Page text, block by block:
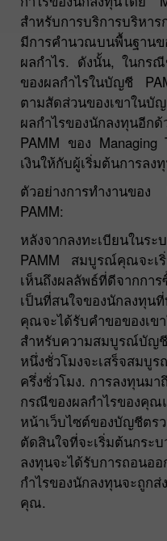
สำหรับการบริการบริหา
มีการคำนวณบนพื้นฐาน
ผลกำไร. ดังนั้น, ในกรณี
ของผลกำไรในบัญชี
ตามสัดส่วนของเขาในบั
ผลกำไรของนักลงทุนอี
PAMM ของ
เงินให้กับผู้เริ่มต้นการลง
ตัวอย่างการทำงานข
PAMM:
หลังจากลงทะเบียนใ
PAMM สมบูรณ์คุณจะเริ่
เห็นถึงผลลัพธ์ที่ดีจากก
เป็นที่สนใจของนักลงทุน
คุณจะได้รับคำขอของเ
สำหรับความสมบูรณ์บัญ
หนึ่งชั่วโมงจะเสร็จสม
ครึ่งชั่วโมง. การลงทุนม
กรณีของผลกำไรของคุ
หน้าเว็บไซต์ของบัญชีต
ตัดสินใจที่จะเริ่มต้นกระ
ลงทุนจะได้รับการถอน
กำไรของนักลงทุนจะถูก
คุณ.